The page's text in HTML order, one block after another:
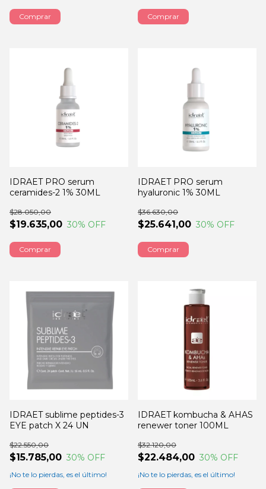
IDRAET PRO serum
ceramides-2 1% 30ML
$19.635,00
$28.050,00
30% OFF
IDRAET PRO serum
hyaluronic 1% 30ML
$25.641,00
$36.630,00
30% OFF
IDRAET sublime peptides-3
EYE patch X 24 UN
$15.785,00
$22.550,00
30% OFF
¡No te lo pierdas, es el último!
IDRAET kombucha & AHAS
renewer toner 100ML
$22.484,00
$32.120,00
30% OFF
¡No te lo pierdas, es el último!